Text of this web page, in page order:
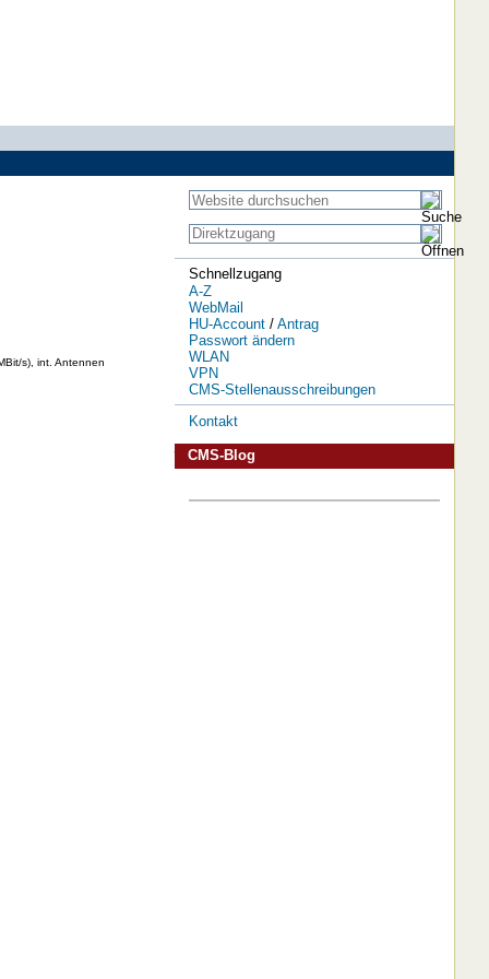
s), int. Antennen
Schnellzugang
A-Z
WebMail
HU-Account/ Antrag
Passwort ändern
WLAN
VPN
CMS-Stellenausschreibungen
Kontakt
CMS-Blog